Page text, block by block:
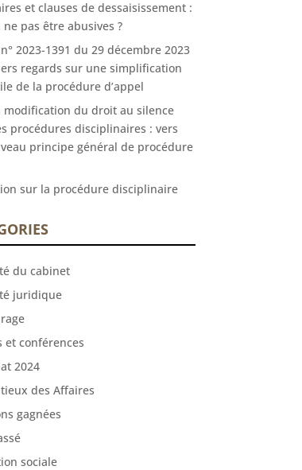
et clauses de dessaisissement :
pas être abusives ?
2023-1391 du 29 décembre 2023
regards sur une simplification
de la procédure d’appel
modification du droit au silence
procédures disciplinaires : vers
principe général de procédure
sur la procédure disciplinaire
du cabinet
juridique
et conférences
2024
des Affaires
gagnées
sociale